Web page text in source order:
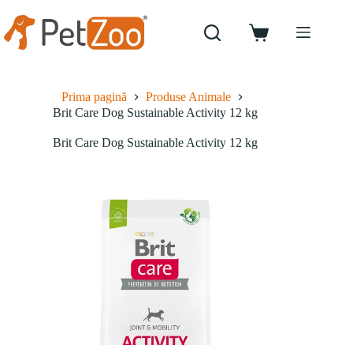
conținut
Coș
Prima pagină
Produse Animale
Brit Care Dog Sustainable Activity 12 kg
Brit Care Dog Sustainable Activity 12 kg